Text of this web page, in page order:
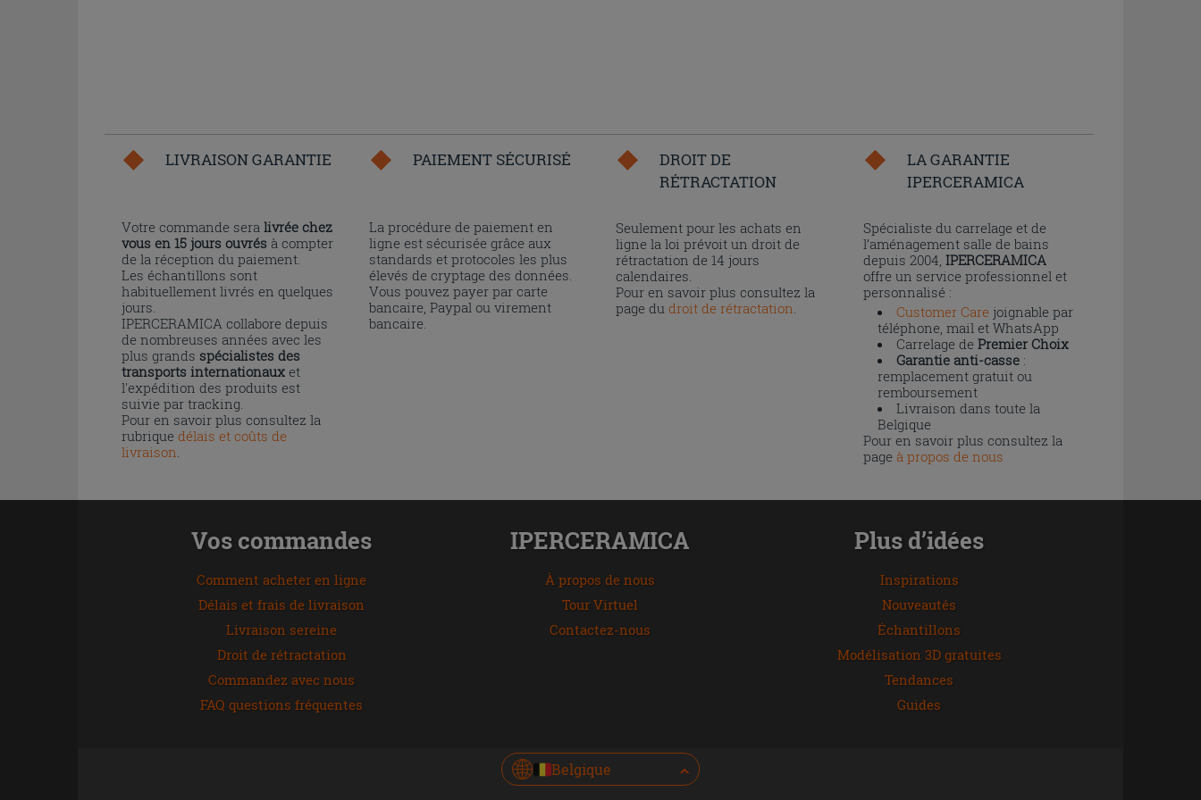
LIVRAISON GARANTIE
Votre commande sera livrée chez
vous en 15 jours ouvrés à compter
de la réception du paiement.
Les échantillons sont
habituellement livrés en quelques
jours.
IPERCERAMICA collabore depuis
de nombreuses années avec les
plus grands spécialistes des
transports internationaux et
l'expédition des produits est
suivie par tracking.
Pour en savoir plus consultez la
rubrique délais et coûts de
livraison.
PAIEMENT SÉCURISÉ
La procédure de paiement en
ligne est sécurisée grâce aux
standards et protocoles les plus
élevés de cryptage des données.
Vous pouvez payer par carte
bancaire, Paypal ou virement
bancaire.
DROIT DE
RÉTRACTATION
Seulement pour les achats en
ligne la loi prévoit un droit de
rétractation de 14 jours
calendaires.
Pour en savoir plus consultez la
page dudroit de rétractation.
LA GARANTIE
IPERCERAMICA
Spécialiste du carrelage et de
l’aménagement salle de bains
depuis 2004, IPERCERAMICA
offre un service professionnel et
personnalisé :
Customer Carejoignable par
téléphone, mail et WhatsApp
Carrelage de Premier Choix
Garantie anti-casse:
remplacement gratuit ou
remboursement
Livraison dans toute la
Belgique
Pour en savoir plus consultez la
page à propos de nous
Vos commandes
Comment acheter en ligne
Délais et frais de livraison
Livraison sereine
Droit de rétractation
Commandez avec nous
FAQ questions fréquentes
IPERCERAMICA
À propos de nous
Tour Virtuel
Contactez-nous
Plus d’idées
Inspirations
Nouveautés
Échantillons
Modélisation 3D gratuites
Tendances
Guides
Belgique